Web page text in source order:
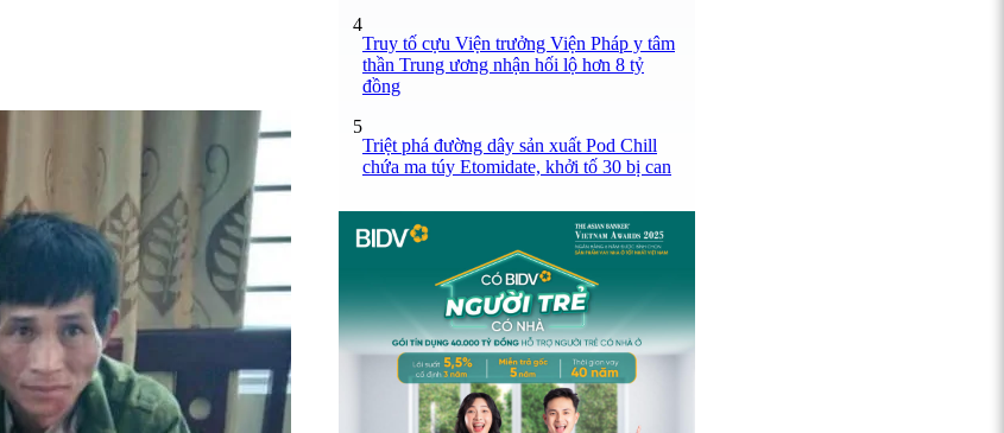
4
Truy tố cựu Viện trưởng Viện Pháp y tâm
thần Trung ương nhận hối lộ hơn 8 tỷ
đồng
5
Triệt phá đường dây sản xuất Pod Chill
chứa ma túy Etomidate, khởi tố 30 bị can